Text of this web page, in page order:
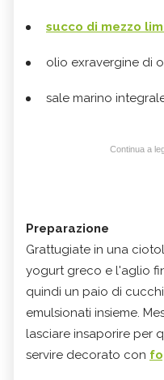
succo di mezzo
olio exravergine di
sale marino
Continua a
Preparazione
Grattugiate in una
yogurt greco e l'aglio
quindi un paio di
emulsionati insieme.
lasciare insaporire per
servire decorato con